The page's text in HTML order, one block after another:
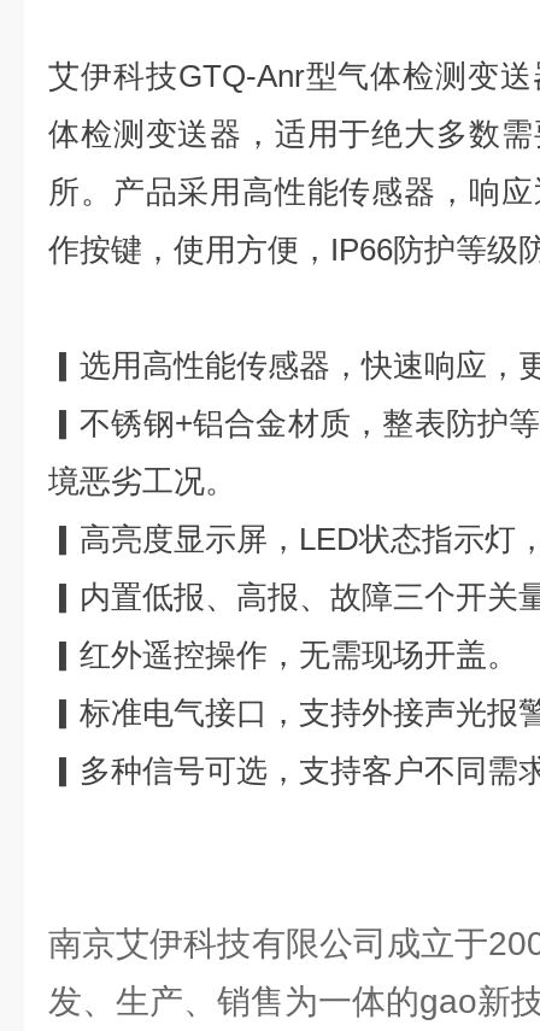
艾伊科技GTQ-Anr型气体检测变
体检测变送器，适用于绝大多数
所。产品采用高性能传感器，响
作按键，使用方便，IP66防护等级
▎选用高性能传感器，快速响应，
▎不锈钢+铝合金材质，整表防护
境恶劣工况。
▎高亮度显示屏，LED状态指示灯
▎内置低报、高报、故障三个开关
▎红外遥控操作，无需现场开盖。
▎标准电气接口，支持外接声光报
▎多种信号可选，支持客户不同需
南京艾伊科技有限公司成立于
发、生产、销售为一体的gao新